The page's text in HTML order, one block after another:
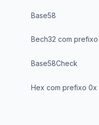
Base58
Bech32 com
Base58Check
Hex com prefixo 0x